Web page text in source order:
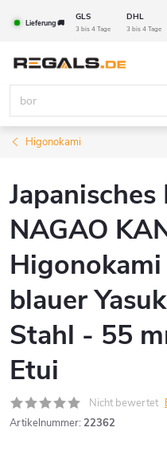
InhaltLieferung 🚚
GLS DHL
3 bis 4 Tage 3 bis 4 Tage
Higonokami
NAGAO
blauer
Stahl - 55
Etui
Nicht bewertet
Artikelnummer: 22362